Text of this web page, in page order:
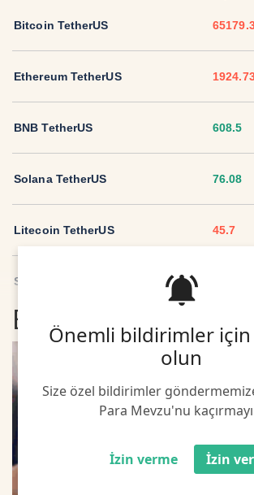
Önemli bildirimler
olun
Size özel bildirimler
Para Mevzu'nu
İzin verme İzin ver
Bitcoin TetherUS
Ethereum TetherUS
BNB TetherUS 608.5
Solana TetherUS 76.08
Litecoin TetherUS 45.7
Sui TetherUS
Ripple TetherUS 1.0438
USD Coin TetherUS 1.0006
En son Döviz